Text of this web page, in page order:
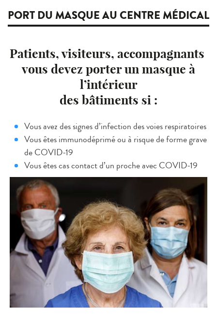
PORT DU MASQUE AU CENTRE MÉDICAL
Patients, visiteurs, accompagnants
vous devez porter un masque à
l’intérieur
des bâtiments si :
Vous avez des signes d’infection des voies respiratoires
Vous êtes immunodéprimé ou à risque de forme grave
de COVID-19
Vous êtes cas contact d’un proche avec COVID-19